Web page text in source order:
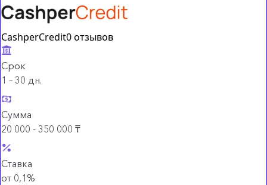
CashperCredit0 отзывов
Срок
1 – 30 дн.
Сумма
20 000 - 350 000 ₸
Ставка
от 0,1%